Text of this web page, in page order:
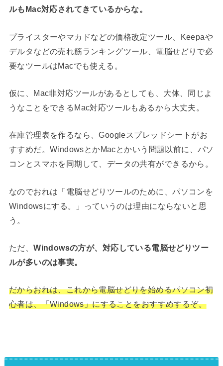
ルもMac対応されてきているからな。
プライスターやマカドなどの価格改定ツール、Keepaや
デルタなどの売れ筋ランキングツール、電脳せどりで必
要なツールはMacでも使える。
仮に、Mac非対応ツールがあるとしても、大体、同じよ
うなことをできるMac対応ツールもあるから大丈夫。
在庫管理表を作るなら、Googleスプレッドシートがお
すすめだ。WindowsとかMacとかいう問題以前に、パソ
コンとスマホを同期して、データの共有ができるから。
なのでおれは「電脳せどりツールのために、パソコンを
Windowsにする。」っていうのは理由にならないと思
う。
ただ、Windowsの方が、対応している電脳せどりツー
ルが多いのは事実。
だからおれは、これから電脳せどりを始めるパソコン初
心者は、「Windows」にすることをおすすめするぞ。